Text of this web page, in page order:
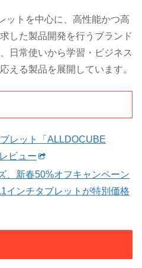
ットを中心に、高性能かつ高
した製品開発を行うブランド
日常使いから学習・ビジネス
える製品を展開しています。
レット「ALLDOCUBE
ビュー
、新春50%オフキャンペーン
インチタブレットが特別価格